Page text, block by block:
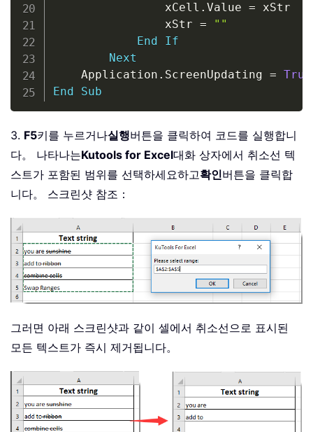
                xCell
. Value = xStr
                xStr
=
""
End
If
Next
    Application
. ScreenUpdating = True
End
Sub
3. F5키를 누르거나실행버튼을 클릭하여 코드를 실행합니
다。 나타나는Kutools for Excel대화 상자에서 취소선 텍
스트가 포함된 범위를 선택하세요하고확인버튼을 클릭합
니다。 스크린샷 참조：
그러면 아래 스크린샷과 같이 셀에서 취소선으로 표시된
모든 텍스트가 즉시 제거됩니다。